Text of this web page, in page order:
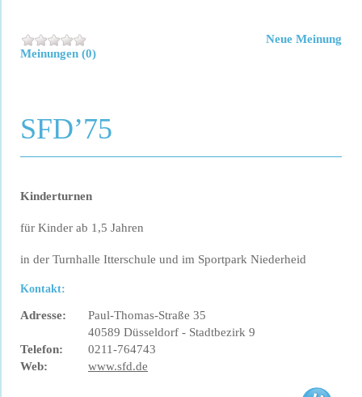
Meinungen (0)
Neue Meinung
SFD’75
Kinderturnen
für Kinder ab 1,5 Jahren
in der Turnhalle Itterschule und im Sportpark Niederheid
Kontakt:
Adresse:
Paul-Thomas-Straße 35
40589 Düsseldorf - Stadtbezirk 9
Telefon:
0211-764743
Web:
www.sfd.de